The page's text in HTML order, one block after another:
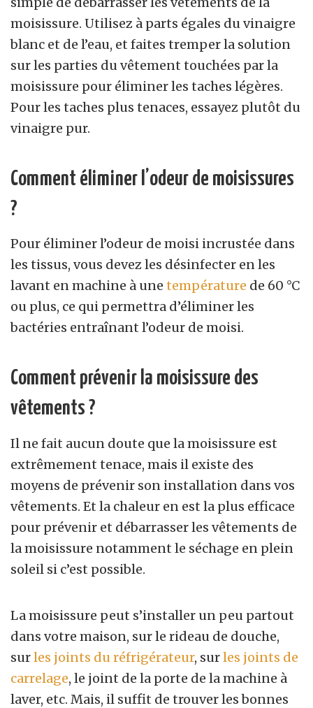
moisissure. Utilisez à parts égales du vinaigre
blanc et de l’eau, et faites tremper la solution
sur les parties du vêtement touchées par la
moisissure pour éliminer les taches légères.
Pour les taches plus tenaces, essayez plutôt du
vinaigre pur.
Comment éliminer l’odeur de moisissures
?
Pour éliminer l’odeur de moisi incrustée dans
les tissus, vous devez les désinfecter en les
lavant en machine à une température de 60 °C
ou plus, ce qui permettra d’éliminer les
bactéries entraînant l’odeur de moisi.
Comment prévenir la moisissure des
vêtements ?
Il ne fait aucun doute que la moisissure est
extrêmement tenace, mais il existe des
moyens de prévenir son installation dans vos
vêtements. Et la chaleur en est la plus efficace
pour prévenir et débarrasser les vêtements de
la moisissure notamment le séchage en plein
soleil si c’est possible.
La moisissure peut s’installer un peu partout
dans votre maison, sur le rideau de douche,
surles joints du réfrigérateur, surles joints de
carrelage, le joint de la porte de la machine à
laver, etc. Mais, il suffit de trouver les bonnes